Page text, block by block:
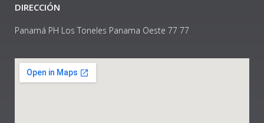
DIRECCIÓN
Panamá PH Los Toneles Panama Oeste 77 77